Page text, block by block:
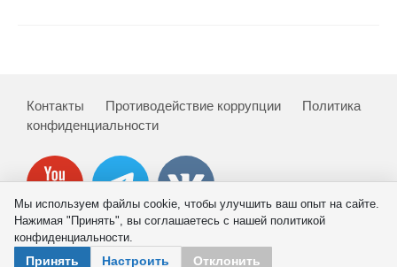
Издания
Проблемы прогнозирования
О журнале
Номера журналов
Контакты Противодействие коррупции
Политика
конфиденциальности
© 2026 ИНП РАН
Мы используем файлы cookie, чтобы улучшить ваш опыт на сайте.
Нажимая "Принять", вы соглашаетесь с нашей политикой
конфиденциальности.
Принять Настроить Отклонить